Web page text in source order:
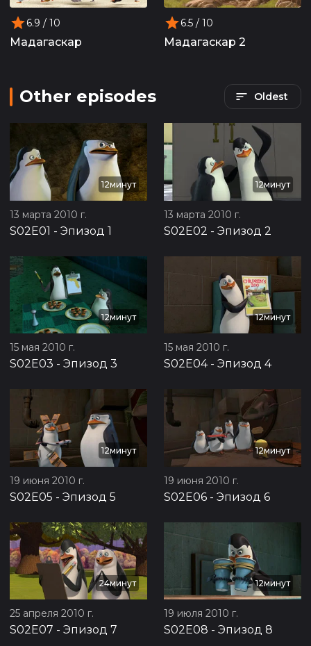
6.9 / 10
Мадагаскар
6.5 / 10
Мадагаскар 2
Other episodes Oldest
12минут
13 марта 2010 г.
S02E01 - Эпизод 1
12минут
13 марта 2010 г.
S02E02 - Эпизод 2
12минут
15 мая 2010 г.
S02E03 - Эпизод 3
12минут
15 мая 2010 г.
S02E04- Эпизод 4
12минут
19 июня 2010 г.
S02E05 - Эпизод 5
12минут
19 июня 2010 г.
S02E06 - Эпизод 6
24минут
25 апреля 2010 г.
S02E07 - Эпизод 7
12минут
19 июля 2010 г.
S02E08 - Эпизод 8